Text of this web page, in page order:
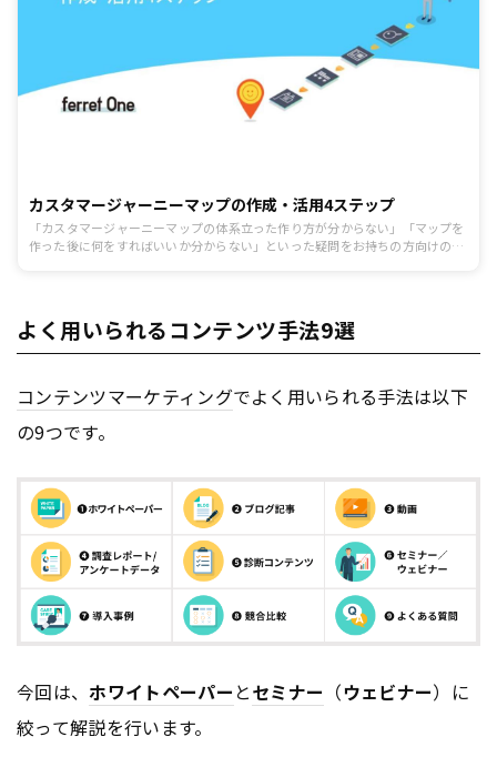
カスタマージャーニーマップの作成・活用4ステップ
「カスタマージャーニーマップの体系立った作り方が分からない」「マップを
作った後に何をすればいいか分からない」といった疑問をお持ちの方向けの内
よく用いられるコンテンツ手法9選
コンテンツマーケティングでよく用いられる手法は以下
の9つです。
今回は、ホワイトペーパー とセミナー （ウェビナー）に
絞って解説を行います。